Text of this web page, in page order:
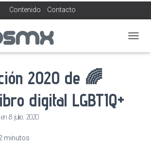
Contenido Contacto
A
2020 de 🌈
digital LGBTIQ+
en 8 julio, 2020
minutos